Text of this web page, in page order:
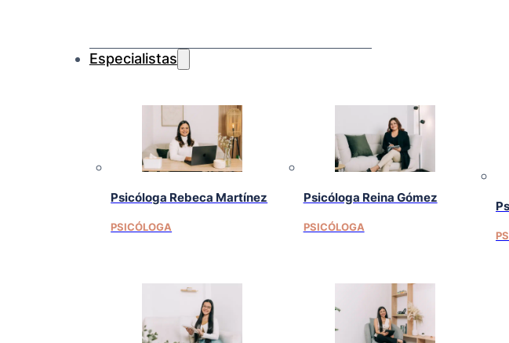
Especialistas
Psicóloga Rebeca Martínez
PSICÓLOGA
Psicóloga Reina Gómez
PSICÓLOGA